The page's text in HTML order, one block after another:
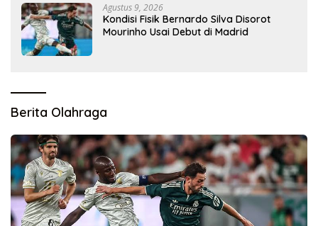
Agustus 9, 2026
Kondisi Fisik Bernardo Silva Disorot
Mourinho Usai Debut di Madrid
Berita Olahraga